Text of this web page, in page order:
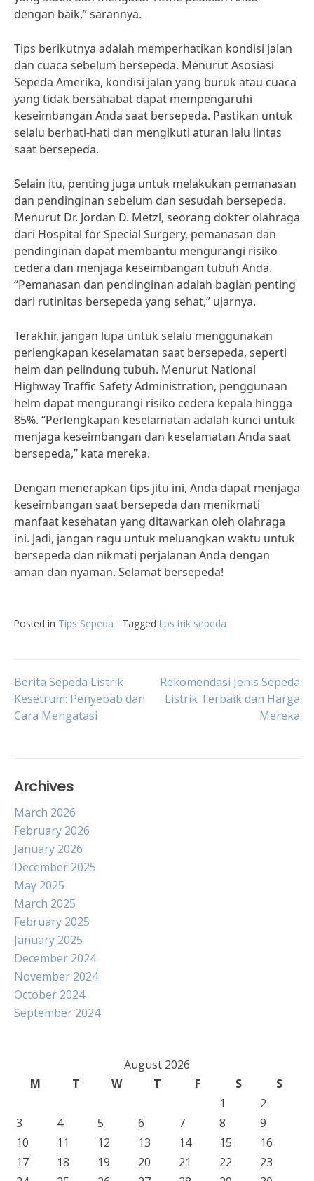
dengan baik,” sarannya.
Tips berikutnya adalah memperhatikan kondisi jalan
dan cuaca sebelum bersepeda. Menurut Asosiasi
Sepeda Amerika, kondisi jalan yang buruk atau cuaca
yang tidak bersahabat dapat mempengaruhi
keseimbangan Anda saat bersepeda. Pastikan untuk
selalu berhati-hati dan mengikuti aturan lalu lintas
saat bersepeda.
Selain itu, penting juga untuk melakukan pemanasan
dan pendinginan sebelum dan sesudah bersepeda.
Menurut Dr. Jordan D. Metzl, seorang dokter olahraga
dari Hospital for Special Surgery, pemanasan dan
pendinginan dapat membantu mengurangi risiko
cedera dan menjaga keseimbangan tubuh Anda.
“Pemanasan dan pendinginan adalah bagian penting
dari rutinitas bersepeda yang sehat,” ujarnya.
Terakhir, jangan lupa untuk selalu menggunakan
perlengkapan keselamatan saat bersepeda, seperti
helm dan pelindung tubuh. Menurut National
Highway Traffic Safety Administration, penggunaan
helm dapat mengurangi risiko cedera kepala hingga
85%. “Perlengkapan keselamatan adalah kunci untuk
menjaga keseimbangan dan keselamatan Anda saat
bersepeda,” kata mereka.
Dengan menerapkan tips jitu ini, Anda dapat menjaga
keseimbangan saat bersepeda dan menikmati
manfaat kesehatan yang ditawarkan oleh olahraga
ini. Jadi, jangan ragu untuk meluangkan waktu untuk
bersepeda dan nikmati perjalanan Anda dengan
aman dan nyaman. Selamat bersepeda!
Posted in Tips Sepeda Tagged tips trik sepeda
Post
navigation
Berita Sepeda Listrik
Kesetrum: Penyebab dan
Cara Mengatasi
Rekomendasi Jenis Sepeda
Listrik Terbaik dan Harga
Mereka
Archives
March 2026
February 2026
January 2026
December 2025
May 2025
March 2025
February 2025
January 2025
December 2024
November 2024
October 2024
September 2024
August 2026
M
T W T F S
S
1
2
3
4 5 6 7 8
9
10
11 12 13 14 15
16
17
18 19 20 21 22
23